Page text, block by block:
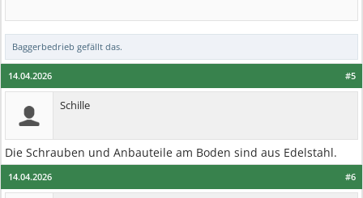
Baggerbedrieb gefällt das.
#5
14.04.2026
Schille
Die Schrauben und Anbauteile am Boden sind aus Edelstahl.
#6
14.04.2026